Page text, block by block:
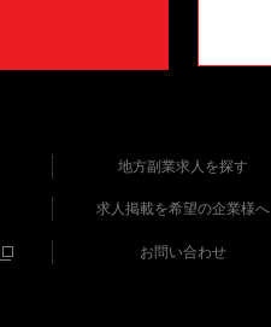
地方副業求人を探す
求人掲載を希望の企業様へ
お問い合わせ